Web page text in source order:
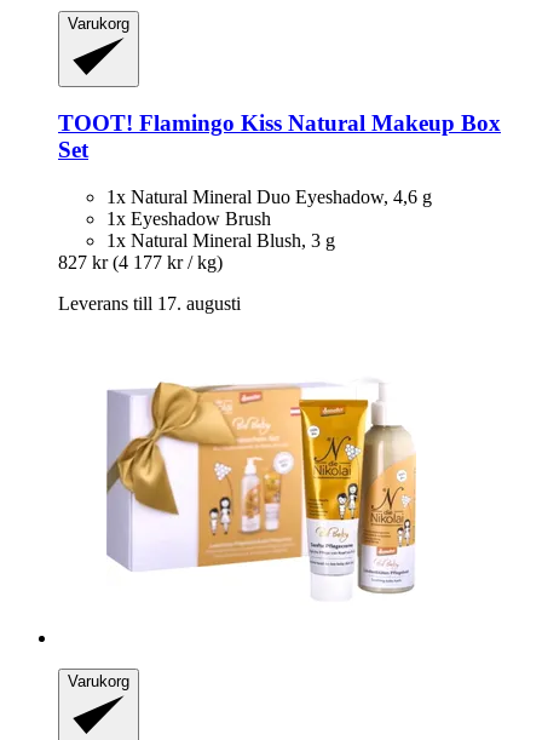
Varukorg
TOOT! Flamingo Kiss Natural Makeup Box
Set
1x Natural Mineral Duo Eyeshadow, 4,6 g
1x Eyeshadow Brush
1x Natural Mineral Blush, 3 g
827 kr (4 177 kr / kg)
Leverans till 17. augusti
Varukorg